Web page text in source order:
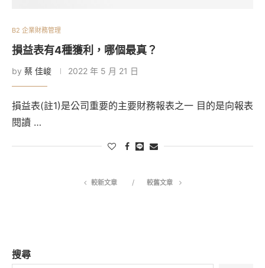
B2 企業財務管理
損益表有4種獲利，哪個最真？
by 蔡 佳峻 2022 年 5 月 21 日
損益表(註1)是公司重要的主要財務報表之一 目的是向報表
閱讀 …
較新文章 較舊文章
搜尋